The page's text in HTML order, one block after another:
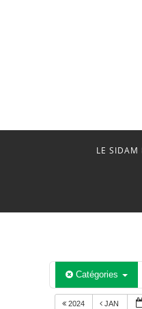
LE SIDAM
Catégories
2024 JAN